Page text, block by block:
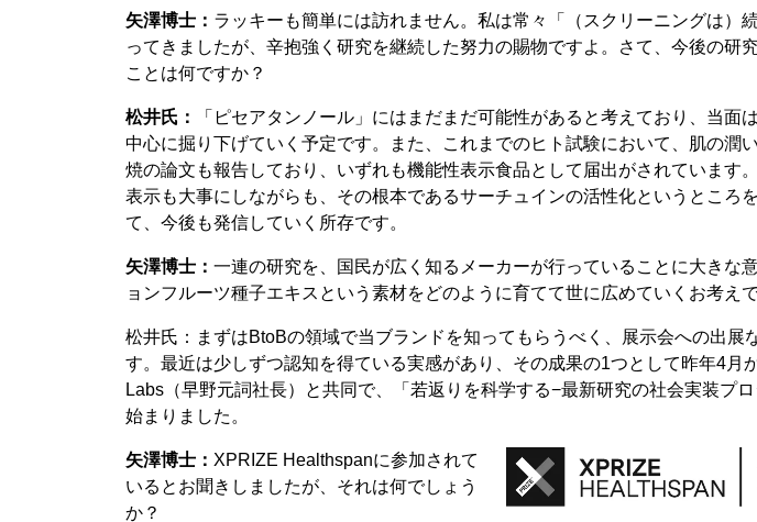
矢澤博士： ラッキーも簡単には訪れません。私は常々「（スクリーニングは）
ってきましたが、辛抱強く研究を継続した努力の賜物ですよ。さて、今後の研
ことは何ですか？
松井氏：
「ピセアタンノール」にはまだまだ可能性があると考えており、当面
中心に掘り下げていく予定です。また、これまでのヒト試験において、肌の潤
焼の論文も報告しており、いずれも機能性表示食品として届出がされています
表示も大事にしながらも、その根本であるサーチュインの活性化というところ
て、今後も発信していく所存です。
矢澤博士： 一連の研究を、国民が広く知るメーカーが行っていることに大きな
ョンフルーツ種子エキスという素材をどのように育てて世に広めていくお考えで
松井氏：まずはBtoBの領域で当ブランドを知ってもらうべく、展示会への出展
す。最近は少しずつ認知を得ている実感があり、その成果の1つとして昨年4月
Labs（早野元詞社長）と共同で、「若返りを科学する−最新研究の社会実装プ
始まりました。
矢澤博士： XPRIZE Healthspanに参加されて
いるとお聞きしましたが、それは何でしょう
か？